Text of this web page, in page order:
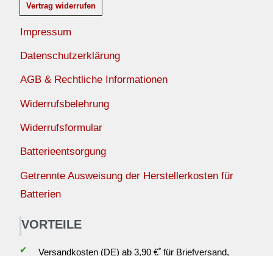
Vertrag widerrufen
Impressum
Datenschutzerklärung
AGB & Rechtliche Informationen
Widerrufsbelehrung
Widerrufsformular
Batterieentsorgung
Getrennte Ausweisung der Herstellerkosten für
Batterien
VORTEILE
✔ Versandkosten (DE) ab 3,90 €*für Briefversand,